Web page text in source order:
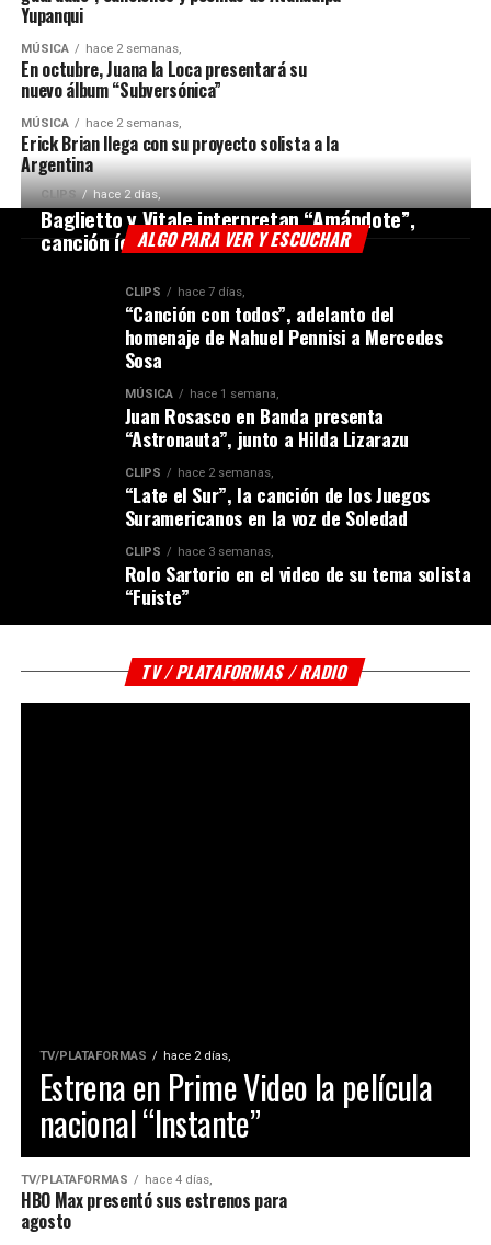
Yupanqui
MÚSICA hace 2 semanas,
En octubre, Juana la Loca presentará su
nuevo álbum “Subversónica”
MÚSICA hace 2 semanas,
Erick Brian llega con su proyecto solista a la
Argentina
ALGO PARA VER Y ESCUCHAR
CLIPS hace 2 días,
Baglietto y Vitale interpretan “Amándote”,
canción ícono de Jaime Ross
CLIPS hace 7 días,
“Canción con todos”, adelanto del
homenaje de Nahuel Pennisi a Mercedes
Sosa
MÚSICA hace 1 semana,
Juan Rosasco en Banda presenta
“Astronauta”, junto a Hilda Lizarazu
CLIPS hace 2 semanas,
“Late el Sur”, la canción de los Juegos
Suramericanos en la voz de Soledad
CLIPS hace 3 semanas,
Rolo Sartorio en el video de su tema solista
“Fuiste”
TV / PLATAFORMAS / RADIO
TV/PLATAFORMAS hace 2 días,
Estrena en Prime Video la película
nacional “Instante”
TV/PLATAFORMAS hace 4 días,
HBO Max presentó sus estrenos para
agosto